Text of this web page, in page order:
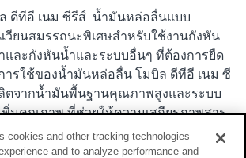
ดีทีอี เนม ซีรีส์ น้ำมันหล่อลื่นแบบ
วียนสมรรถนะพิเศษสำหรับใช้งานกังหัน
และกังหันน้ำและระบบอื่นๆ ที่ต้องการยืด
ารใช้ของน้ำมันหล่อลื่น โมบิล ดีทีอี เนม ซี
ตจากน้ำมันพื้นฐานคุณภาพสูงและระบบ
พิ่มคุณภาพ ที่ช่วยให้ความเสถียรภาพสาร
ละความร้อนเป็นอย่างดีเยี่ยม, แยกตัวจาก
อย่างรวดเร็วและสมบูรณ์และต้านทาน
cookies and other tracking technologies
and to analyze performance and